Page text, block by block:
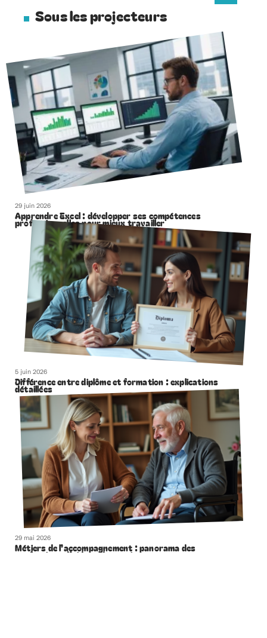
Sous les projecteurs
29 juin 2026
Apprendre Excel : développer ses compétences
professionnelles pour mieux travailler
5 juin 2026
Différence entre diplôme et formation : explications
détaillées
29 mai 2026
Métiers de l’accompagnement : panorama des
professions d’aide et de soutien